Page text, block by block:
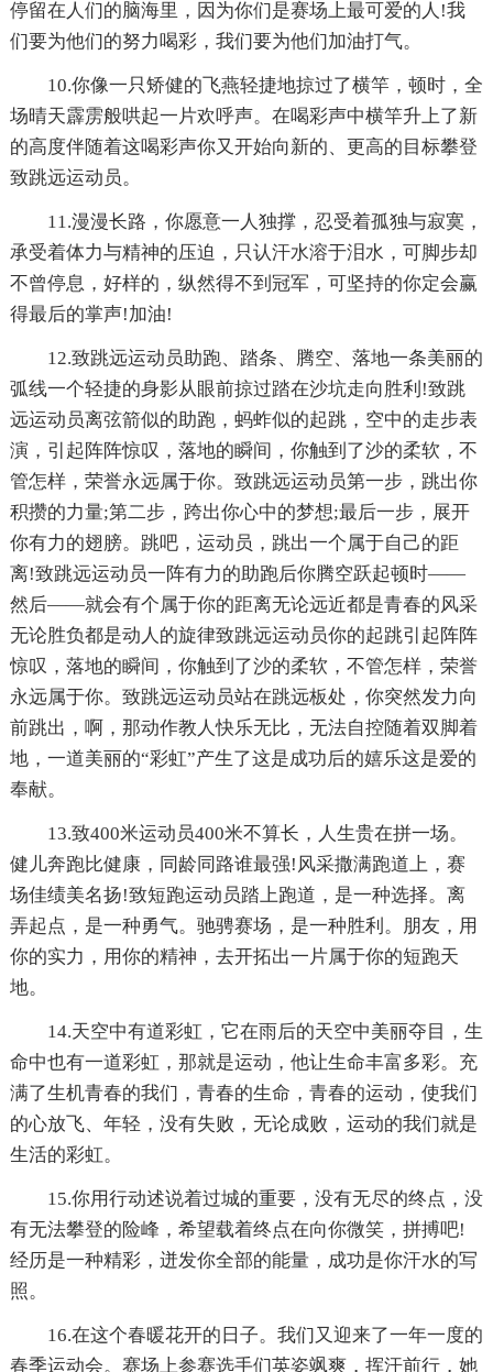
停留在人们的脑海里，因为你们是赛场上最可爱的人!我
们要为他们的努力喝彩，我们要为他们加油打气。
10.你像一只矫健的飞燕轻捷地掠过了横竿，顿时，全
场晴天霹雳般哄起一片欢呼声。在喝彩声中横竿升上了新
的高度伴随着这喝彩声你又开始向新的、更高的目标攀登
致跳远运动员。
11.漫漫长路，你愿意一人独撑，忍受着孤独与寂寞，
承受着体力与精神的压迫，只认汗水溶于泪水，可脚步却
不曾停息，好样的，纵然得不到冠军，可坚持的你定会赢
得最后的掌声!加油!
12.致跳远运动员助跑、踏条、腾空、落地一条美丽的
弧线一个轻捷的身影从眼前掠过踏在沙坑走向胜利!致跳
远运动员离弦箭似的助跑，蚂蚱似的起跳，空中的走步表
演，引起阵阵惊叹，落地的瞬间，你触到了沙的柔软，不
管怎样，荣誉永远属于你。致跳远运动员第一步，跳出你
积攒的力量;第二步，跨出你心中的梦想;最后一步，展开
你有力的翅膀。跳吧，运动员，跳出一个属于自己的距
离!致跳远运动员一阵有力的助跑后你腾空跃起顿时——
然后——就会有个属于你的距离无论远近都是青春的风采
无论胜负都是动人的旋律致跳远运动员你的起跳引起阵阵
惊叹，落地的瞬间，你触到了沙的柔软，不管怎样，荣誉
永远属于你。致跳远运动员站在跳远板处，你突然发力向
前跳出，啊，那动作教人快乐无比，无法自控随着双脚着
地，一道美丽的“彩虹”产生了这是成功后的嬉乐这是爱的
奉献。
13.致400米运动员400米不算长，人生贵在拼一场。
健儿奔跑比健康，同龄同路谁最强!风采撒满跑道上，赛
场佳绩美名扬!致短跑运动员踏上跑道，是一种选择。离
弄起点，是一种勇气。驰骋赛场，是一种胜利。朋友，用
你的实力，用你的精神，去开拓出一片属于你的短跑天
地。
14.天空中有道彩虹，它在雨后的天空中美丽夺目，生
命中也有一道彩虹，那就是运动，他让生命丰富多彩。充
满了生机青春的我们，青春的生命，青春的运动，使我们
的心放飞、年轻，没有失败，无论成败，运动的我们就是
生活的彩虹。
15.你用行动述说着过城的重要，没有无尽的终点，没
有无法攀登的险峰，希望载着终点在向你微笑，拼搏吧!
经历是一种精彩，迸发你全部的能量，成功是你汗水的写
照。
16.在这个春暖花开的日子。我们又迎来了一年一度的
春季运动会。赛场上参赛选手们英姿飒爽，挥汗前行，她